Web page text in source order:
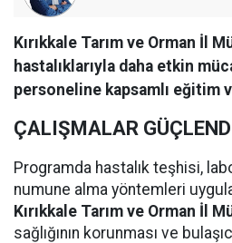
Kırıkkale Tarım ve Orman İl
hastalıklarıyla daha etkin
personeline kapsamlı eğitim
ÇALIŞMALAR
Programda hastalık teşhisi,
numune alma yöntemleri
Kırıkkale Tarım ve Orman İl
sağlığının korunması ve